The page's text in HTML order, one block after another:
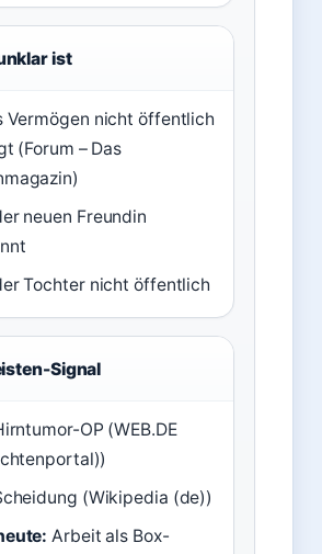
ist
Vermögen nicht öffentlich
(Forum – Das
neuen Freundin
Tochter nicht öffentlich
Signal
OP (WEB.DE
(Wikipedia (de))
Arbeit als Box-